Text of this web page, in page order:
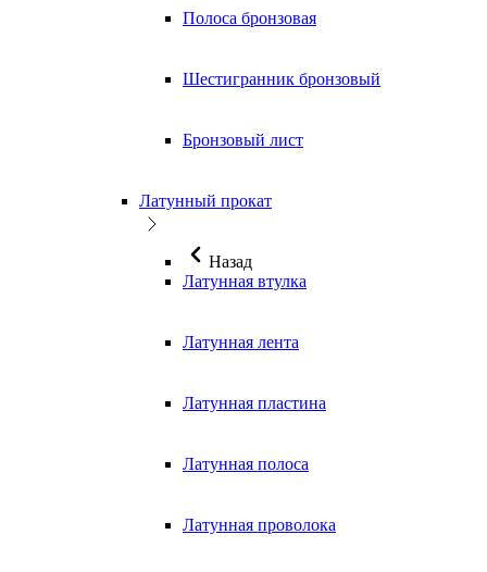
Полоса бронзовая
Шестигранник бронзовый
Бронзовый лист
Латунный прокат
Назад
Латунная втулка
Латунная лента
Латунная пластина
Латунная полоса
Латунная проволока